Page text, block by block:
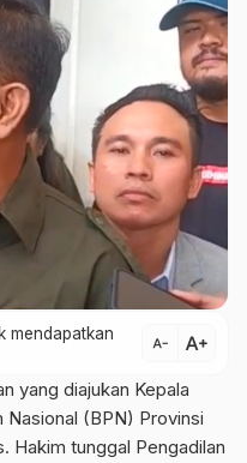
mendapatkan
text_decrease text_increase
yang diajukan Kepala
Nasional (BPN) Provinsi
Hakim tunggal Pengadilan